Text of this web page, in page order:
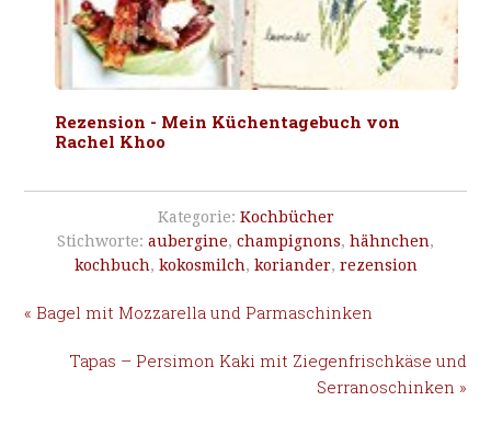
Rezension - Mein Küchentagebuch von
Rachel Khoo
Kategorie: Kochbücher
Stichworte: aubergine, champignons, hähnchen,
kochbuch, kokosmilch, koriander, rezension
« Bagel mit Mozzarella und Parmaschinken
Tapas – Persimon Kaki mit Ziegenfrischkäse und
Serranoschinken »